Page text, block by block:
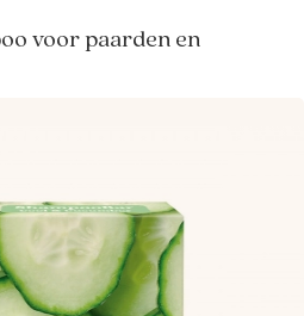
voor paarden en